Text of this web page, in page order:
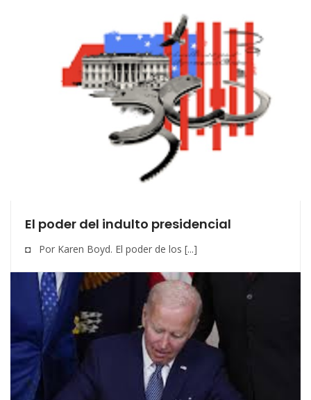
El poder del indulto presidencial
◘ Por Karen Boyd. El poder de los [...]